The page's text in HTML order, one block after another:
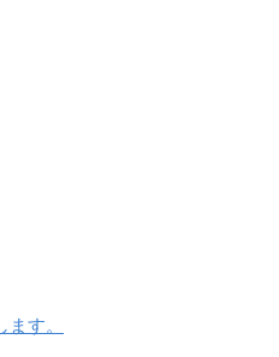
す。